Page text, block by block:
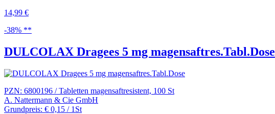
14,99 €
-38% **
DULCOLAX Dragees 5 mg magensaftres.Tabl.Dose
PZN: 6800196 / Tabletten magensaftresistent, 100 St
A. Nattermann & Cie GmbH
Grundpreis: € 0,15 / 1St